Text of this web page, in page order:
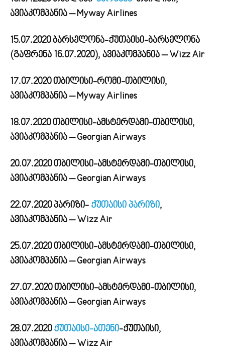
ავიაკომპანია – Myway Airlines
15.07.2020 ბარსელონა-ქუთაისი-ბარსელონა
(გაფრენა 16.07.2020), ავიაკომპანია – Wizz Air
17.07.2020 თბილისი-რომი-თბილისი,
ავიაკომპანია – Myway Airlines
18.07.2020 თბილისი-ამსტერდამი-თბილისი,
ავიაკომპანია – Georgian Airways
20.07.2020 თბილისი-ამსტერდამი-თბილისი,
ავიაკომპანია – Georgian Airways
22.07.2020 პარიზი- ქუთაისი პარიზი,
ავიაკომპანია – Wizz Air
25.07.2020 თბილისი-ამსტერდამი-თბილისი,
ავიაკომპანია – Georgian Airways
27.07.2020 თბილისი-ამსტერდამი-თბილისი,
ავიაკომპანია – Georgian Airways
28.07.2020ქუთაისი-ათენი-ქუთაისი,
ავიაკომპანია – Wizz Air